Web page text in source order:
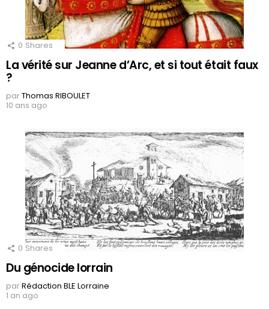
0 Shares
La vérité sur Jeanne d’Arc, et si tout était faux
?
parThomas RIBOULET
10 ans ago
0 Shares
Du génocide lorrain
parRédaction BLE Lorraine
1 an ago